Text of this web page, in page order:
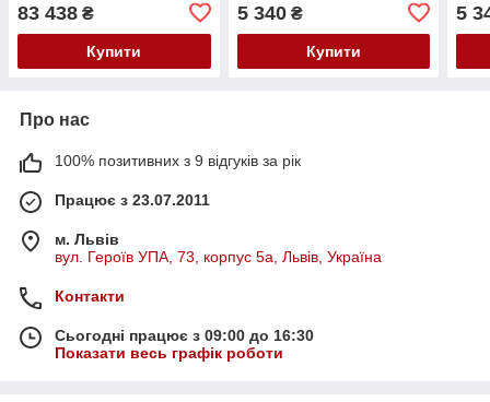
83 438 ₴
Купити
5 340₴
Купити
5
Про нас
100% позитивних з 9 відгуків за рік
Працює з 23.07.2011
м. Львів
вул. Героїв УПА, 73, корпус 5а, Львів, Україна
Контакти
Сьогодні працює з 09:00 до 16:30
Показати весь графік роботи